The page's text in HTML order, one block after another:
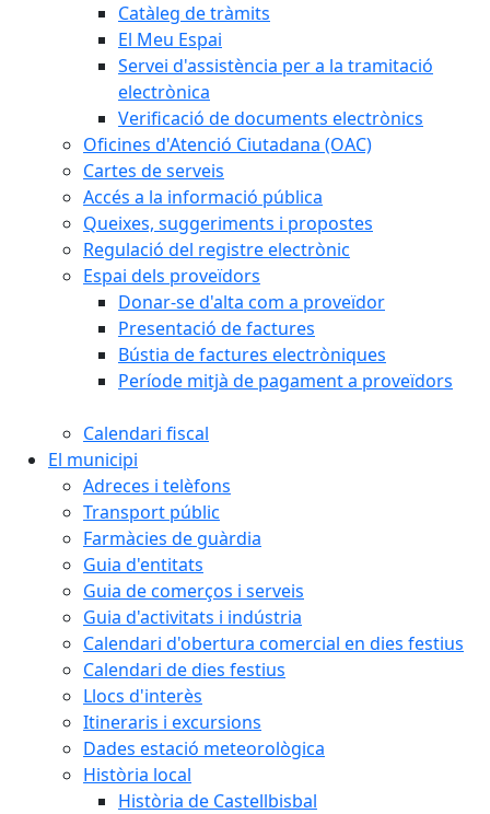
Catàleg de tràmits
El Meu Espai
Servei d'assistència per a la tramitació
electrònica
Verificació de documents electrònics
Oficines d'Atenció Ciutadana (OAC)
Cartes de serveis
Accés a la informació pública
Queixes, suggeriments i propostes
Regulació del registre electrònic
Espai dels proveïdors
Donar-se d'alta com a proveïdor
Presentació de factures
Bústia de factures electròniques
Període mitjà de pagament a proveïdors
Calendari fiscal
El municipi
Adreces i telèfons
Transport públic
Farmàcies de guàrdia
Guia d'entitats
Guia de comerços i serveis
Guia d'activitats i indústria
Calendari d'obertura comercial en dies festius
Calendari de dies festius
Llocs d'interès
Itineraris i excursions
Dades estació meteorològica
Història local
Història de Castellbisbal